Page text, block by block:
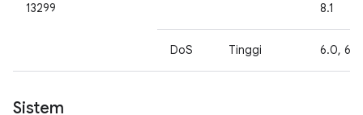
13299
8.1
DoS Tinggi 6.0,
Sistem